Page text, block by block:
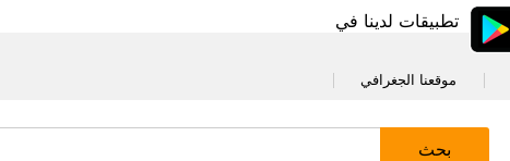
تطبيقات لدينا في
موقعنا الجغرافي
بحث